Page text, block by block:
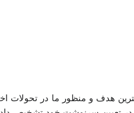
هدف و منظور ما در تحولات